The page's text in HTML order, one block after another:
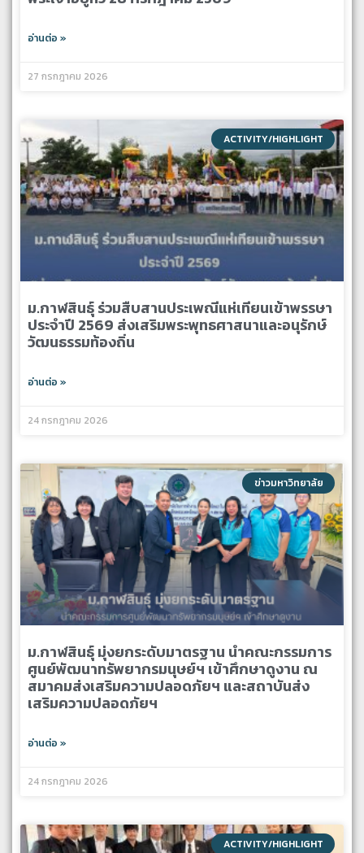
อ่านต่อ »
27 กรกฎาคม 2026
ACTIVITY/HIGHLIGHT
ม.กาฬสินธุ์ ร่วมสืบสานประเพณีแห่เทียนเข้าพรรษา
ประจำปี 2569 ส่งเสริมพระพุทธศาสนาและอนุรักษ์
วัฒนธรรมท้องถิ่น
อ่านต่อ »
24 กรกฎาคม 2026
ข่าวมหาวิทยาลัย
ม.กาฬสินธุ์ มุ่งยกระดับมาตรฐาน นำคณะกรรมการ
ศูนย์พัฒนาทรัพยากรมนุษย์ฯ เข้าศึกษาดูงาน ณ
สมาคมส่งเสริมความปลอดภัยฯ และสถาบันส่ง
เสริมความปลอดภัยฯ
อ่านต่อ »
24 กรกฎาคม 2026
ACTIVITY/HIGHLIGHT